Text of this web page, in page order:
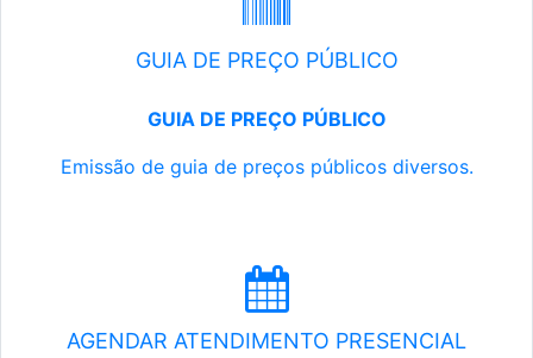
GUIA DE PREÇO PÚBLICO
GUIA DE PREÇO PÚBLICO
Emissão de guia de preços públicos diversos.
AGENDAR ATENDIMENTO PRESENCIAL